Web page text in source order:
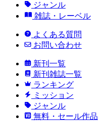
ジャンル
雑誌・レーベル
よくある質問
お問い合わせ
新刊一覧
新刊雑誌一覧
ランキング
ミッション
ジャンル
無料・セール作品